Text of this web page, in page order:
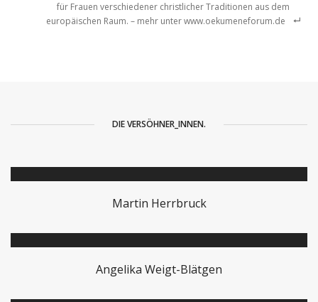
für Frauen verschiedener christlicher Traditionen aus dem
europäischen Raum. – mehr unter www.oekumeneforum.de
DIE VERSÖHNER_INNEN.
Martin Herrbruck
Angelika Weigt-Blätgen